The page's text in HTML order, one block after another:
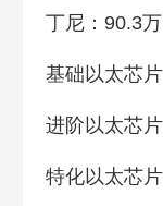
丁尼：90.3万
基础以太芯
进阶以太芯
特化以太芯